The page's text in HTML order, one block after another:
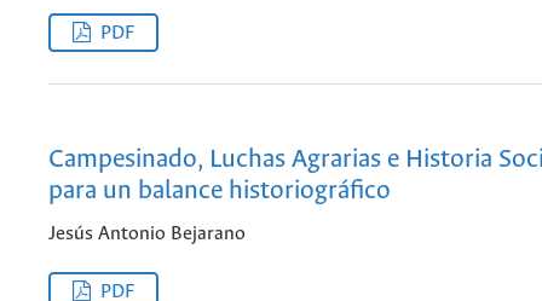
PDF
Campesinado, Luchas Agrarias e Historia
para un balance historiográfico
Jesús Antonio Bejarano
PDF